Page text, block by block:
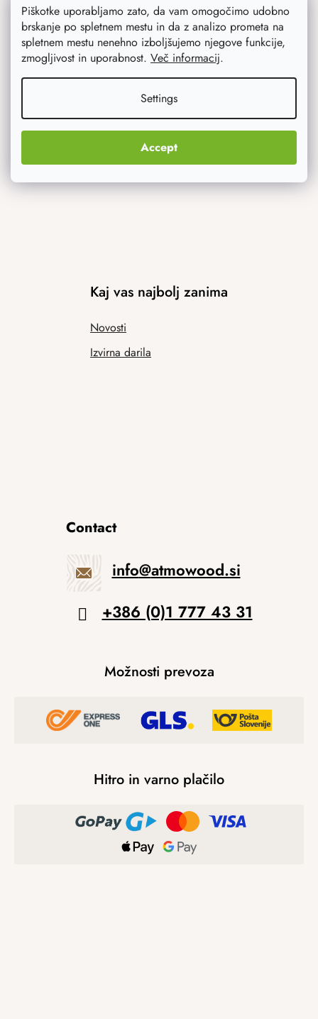
Piškotke uporabljamo zato, da vam omogočimo udobno
brskanje po spletnem mestu in da z analizo prometa na
spletnem mestu nenehno izboljšujemo njegove funkcije,
zmogljivost in uporabnost. Več informacij.
Settings
Accept
Varstvo osebnih podatkov
Svetovali vam bomo
Blog
Kaj vas najbolj zanima
Novosti
Izvirna darila
Contact
info@atmowood.si
+386 (0)1 777 43 31
Možnosti prevoza
Hitro in varno plačilo